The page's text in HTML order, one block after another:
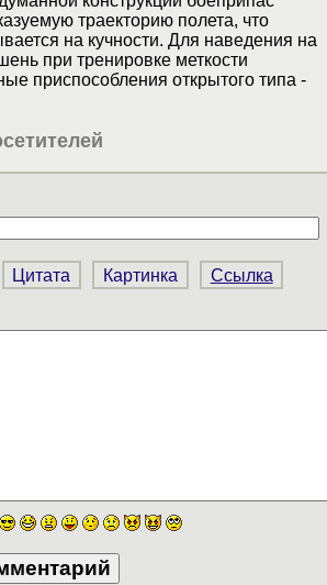
траекторию полета, что
на кучности. Для наведения на
при тренировке меткости
приспособления открытого типа -
Цитата Картинка Ссылка